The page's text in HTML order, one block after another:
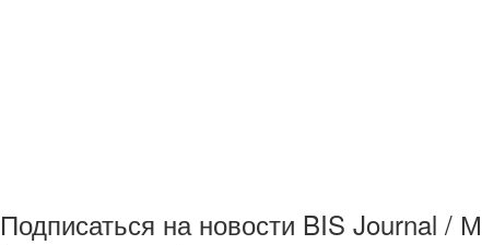
Подписаться на новости BIS Journal /